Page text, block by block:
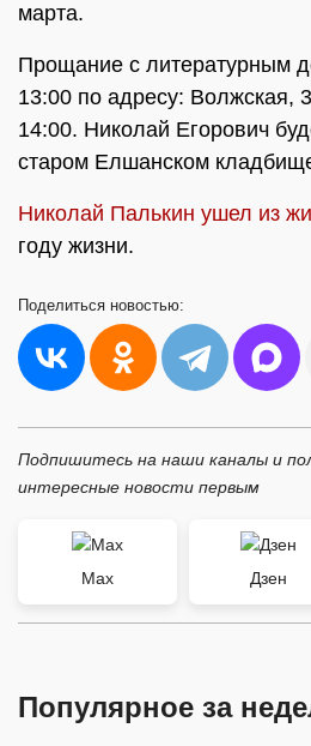
марта.
Прощание с литературным
13:00 по адресу: Волжская,
14:00. Николай Егорович
старом Елшанском
Николай Палькин ушел из
году жизни.
Поделиться новостью:
Подпишитесь на наши каналы и
интересные новости первым
Max Дзен
Популярное за